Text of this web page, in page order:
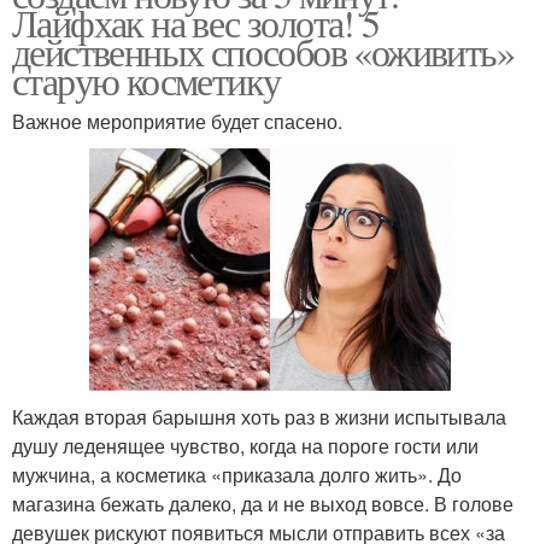
Лайфхак на вес золота! 5
действенных способов «оживить»
старую косметику
Важное мероприятие будет спасено.
Каждая вторая барышня хоть раз в жизни испытывала
душу леденящее чувство, когда на пороге гости или
мужчина, а косметика «приказала долго жить». До
магазина бежать далеко, да и не выход вовсе. В голове
девушек рискуют появиться мысли отправить всех «за